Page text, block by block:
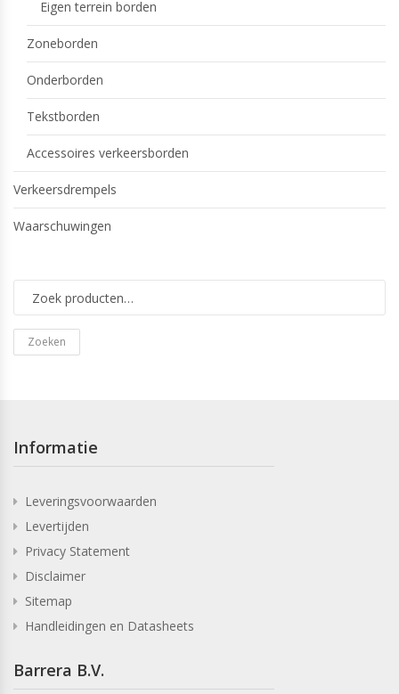
Eigen terrein borden
Zoneborden
Onderborden
Tekstborden
Accessoires verkeersborden
Verkeersdrempels
Waarschuwingen
Zoeken
Informatie
Leveringsvoorwaarden
Levertijden
Privacy Statement
Disclaimer
Sitemap
Handleidingen en Datasheets
Barrera B.V.